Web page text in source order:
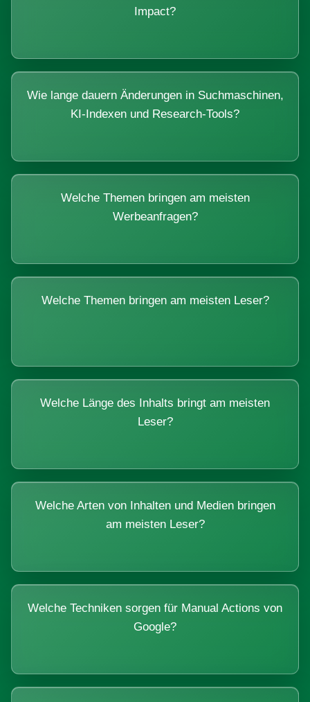
Impact?
Wie lange dauern Änderungen in Suchmaschinen,
KI-Indexen und Research-Tools?
Welche Themen bringen am meisten
Werbeanfragen?
Welche Themen bringen am meisten Leser?
Welche Länge des Inhalts bringt am meisten
Leser?
Welche Arten von Inhalten und Medien bringen
am meisten Leser?
Welche Techniken sorgen für Manual Actions von
Google?